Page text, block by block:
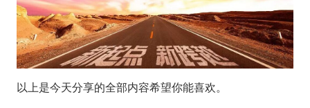
以上是今天分享的全部内容希望你能喜欢。